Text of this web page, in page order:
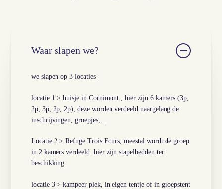
Waar slapen we?
we slapen op 3 locaties
locatie 1 > huisje in Cornimont , hier zijn 6 kamers (3p,
2p, 3p, 2p, 2p), deze worden verdeeld naargelang de
inschrijvingen, groepjes,…
Locatie 2 > Refuge Trois Fours, meestal wordt de groep
in 2 kamers verdeeld. hier zijn stapelbedden ter
beschikking
locatie 3 > kampeer plek, in eigen tentje of in groepstent